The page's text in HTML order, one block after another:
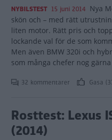
NYBILSTEST 15 juni 2014 Nya
skön och – med rätt
liten motor. Rätt pris och
lockande val för de som
Men även BMW 320i och
som många chefer nog
32 kommentarer Gasa
Rosttest: Lexus
(2014)